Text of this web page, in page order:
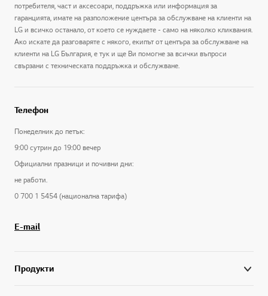
потребителя, част и аксесоари, поддръжка или информация за
гаранцията, имате на разположение центъра за обслужване на клиенти на
LG и всичко останало, от което се нуждаете - само на няколко кликвания.
Ако искате да разговаряте с някого, екипът от центъра за обслужване на
клиенти на LG България, е тук и ще Ви помогне за всички въпроси
свързани с техническата поддръжка и обслужване.
Телефон
Понеделник до петък:
9:00 сутрин до 19:00 вечер
Официални празници и почивни дни:
не работи.
0 700 1 5454 (национална тарифа)
E-mail
Продукти